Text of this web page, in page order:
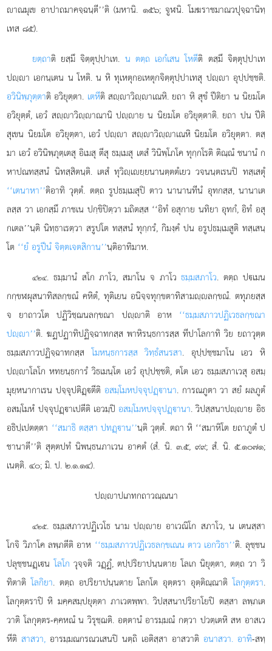
าณมุเข อาปาถมาคจฺฉนฺตี’’ติ (มหานิ. ๑๕๖; จูฬนิ. โมฆราชมาณวปุจฺฉานิทฺ
เทส ๘๕).
ยตฺถาติ ยสฺมึ จิตฺตุปฺปาเท. น ตตฺถ เอกํเสน โหตีติ ตสฺมึ จิตฺตุปฺปาเท
ปฺา เอกนฺเตน น โหติ. น หิ ทุเหตุกอเหตุกจิตฺตุปฺปาเทสุ ปฺา อุปฺปชฺชติ.
อวินิพฺภุตฺตาติ อวิยุตฺตา. เตหีติ สฺาวิฺาเณหิ. ยถา หิ สุขํ ปีติยา น นิยมโต
อวิยุตฺตํ, เอวํ สฺาวิฺาณานิ ปฺาย น นิยมโต อวิยุตฺตาติ. ยถา ปน ปีติ
สุเขน นิยมโต อวิยุตฺตา, เอวํ ปฺา สฺาวิฺาเณหิ นิยมโต อวิยุตฺตา. ตสฺ
มา เอวํ อวินิพฺภุตฺเตสุ อิเมสุ ตีสุ ธมฺเมสุ เตสํ วินิพฺโภโค ทุกฺกโรติ ติณฺณํ ชนานํ ก
หาปณทสฺสนํ นิทสฺสิตนฺติ. เตสํ ทุวิฺเยฺยนานตฺตตํเยว วจนนฺตเรนปิ ทสฺเสตุํ
‘‘เตนาหา’’ติอาทิ วุตฺตํ. ตตฺถ รูปธมฺเมสุปิ ตาว นานานทีนํ อุทกสฺส, นานาเต
ลสฺส วา เอกสฺมึ ภาชเน ปกฺขิปิตฺวา มถิตสฺส ‘‘อิทํ อสุกาย นทิยา อุทกํ, อิทํ อสุ
กเตล’’นฺติ นิทฺธาเรตฺวา สรูปโต ทสฺสนํ ทุกฺกรํ, กิมงฺคํ ปน อรูปธมฺเมสูติ ทสฺเสนฺ
โต ‘‘ยํ อรูปีนํ จิตฺตเจตสิกาน’’นฺติอาทิมาห.
๔๒๔. ธมฺมานํ สโก ภาโว, สมาโน จ ภาโวธมฺมสภาโว. ตตฺถ ปเมน
กกฺขฬผุสนาทิสลกฺขณํ คหิตํ, ทุติเยน อนิจฺจทุกฺขตาทิสามฺลกฺขณํ. ตทุภยสฺส
จ ยาถาวโต ปฏิวิชฺฌนลกฺขณา ปฺาติ อาห ‘‘ธมฺมสภาวปฏิเวธลกฺขณา
ปฺา’’ติ. ฆฏปฏาทิปฏิจฺฉาทกสฺส พาหิรนฺธการสฺส ทีปาโลกาทิ วิย ยถาวุตฺต
ธมฺมสภาวปฏิจฺฉาทกสฺสโมหนฺธการสฺส วิทฺธํสนรสา. อุปฺปชฺชมาโน เอว หิ
ปฺาโลโก หทยนฺธการํ วิธเมนฺโต เอวํ อุปฺปชฺชติ, ตโต เอว ธมฺมสภาเวสุ อสมฺ
มุยฺหนากาเรน ปจฺจุปติฏฺตีติ อสมฺโมหปจฺจุปฏฺานา. การณภูตา วา สยํ ผลภูตํ
อสมฺโมหํ ปจฺจุปฏฺาเปตีติ เอวมฺปิอสมฺโมหปจฺจุปฏฺานา. วิปสฺสนาปฺาย อิธ
อธิปฺเปตตฺตา ‘‘สมาธิ ตสฺสา ปทฏฺาน’’นฺติ วุตฺตํ. ตถา หิ ‘‘สมาหิโต ยถาภูตํ ป
ชานาตี’’ติ สุตฺตปทํ นิพนฺธนภาเวน อาคตํ (สํ. นิ. ๓.๕, ๙๙; สํ. นิ. ๕.๑๐๗๑;
เนตฺติ. ๔๐; มิ. ป. ๒.๑.๑๔).
ปฺาปเภทกถาวณฺณนา
๔๒๕. ธมฺมสภาวปฏิเวโธนาม ปฺาย อาเวณิโก สภาโว, น เตนสฺสา
โกจิ วิภาโค ลพฺภตีติ อาห ‘‘ธมฺมสภาวปฏิเวธลกฺขเณน ตาว เอกวิธา’’ติ. ลุชฺชน
ปลุชฺชนฏฺเนโลโก วุจฺจติ วฏฺฏํ, ตปฺปริยาปนฺนตาย โลเก นิยุตฺตา, ตตฺถ วา วิ
ทิตาติโลกิยา. ตตฺถ อปริยาปนฺนตาย โลกโต อุตฺตรา อุตฺติณฺณาติโลกุตฺตรา.
โลกุตฺตราปิหิ มคฺคสมฺปยุตฺตา ภาเวตพฺพา. วิปสฺสนาปริยาโยปิ ตสฺสา ลพฺภเต
วาติ โลกุตฺตร-คฺคหณํ น วิรุชฺฌติ. อตฺตานํ อารมฺมณํ กตฺวา ปวตฺเตหิ สห อาสเว
หีติสาสวา, อารมฺมณกรณวเสนปิ นตฺถิ เอติสฺสา อาสวาติ อนาสวา. อาทิ-สทฺ